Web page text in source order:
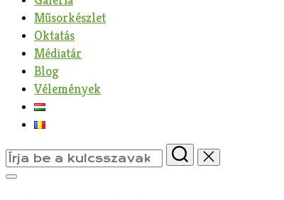
Műsorkészlet
Oktatás
Médiatár
Blog
Vélemények
Search
for:
Toggle